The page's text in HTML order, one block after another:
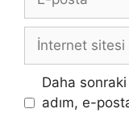
posta
İnternet
sitesi
Daha sonraki
adım, e-